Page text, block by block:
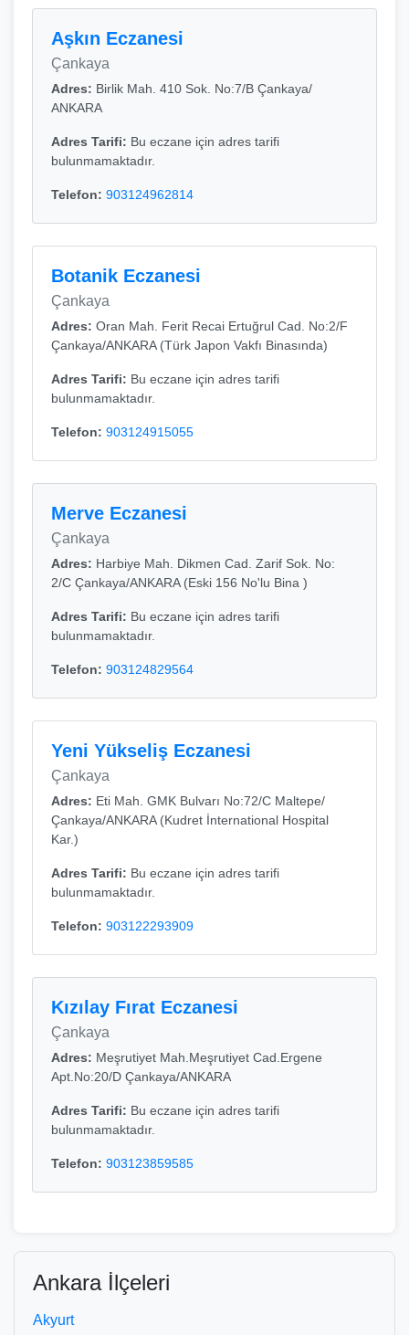
Aşkın Eczanesi
Çankaya
Adres: Birlik Mah. 410 Sok. No:7/B Çankaya/
ANKARA
Adres Tarifi: Bu eczane için adres tarifi
bulunmamaktadır.
Telefon: 903124962814
Botanik Eczanesi
Çankaya
Adres: Oran Mah. Ferit Recai Ertuğrul Cad. No:2/F
Çankaya/ANKARA (Türk Japon Vakfı Binasında)
Adres Tarifi: Bu eczane için adres tarifi
bulunmamaktadır.
Telefon: 903124915055
Merve Eczanesi
Çankaya
Adres: Harbiye Mah. Dikmen Cad. Zarif Sok. No:
2/C Çankaya/ANKARA (Eski 156 No'lu Bina )
Adres Tarifi: Bu eczane için adres tarifi
bulunmamaktadır.
Telefon: 903124829564
Yeni Yükseliş Eczanesi
Çankaya
Adres: Eti Mah. GMK Bulvarı No:72/C Maltepe/
Çankaya/ANKARA (Kudret İnternational Hospital
Kar.)
Adres Tarifi: Bu eczane için adres tarifi
bulunmamaktadır.
Telefon: 903122293909
Kızılay Fırat Eczanesi
Çankaya
Adres: Meşrutiyet Mah.Meşrutiyet Cad.Ergene
Apt.No:20/D Çankaya/ANKARA
Adres Tarifi: Bu eczane için adres tarifi
bulunmamaktadır.
Telefon: 903123859585
Ankara İlçeleri
Akyurt